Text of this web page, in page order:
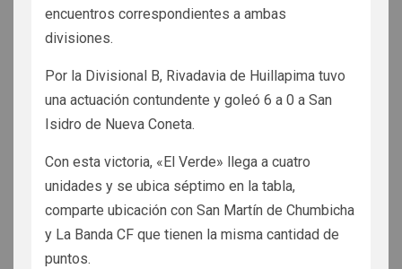
encuentros correspondientes a ambas
divisiones.
Por la Divisional B, Rivadavia de Huillapima tuvo
una actuación contundente y goleó 6 a 0 a San
Isidro de Nueva Coneta.
Con esta victoria, «El Verde» llega a cuatro
unidades y se ubica séptimo en la tabla,
comparte ubicación con San Martín de Chumbicha
y La Banda CF que tienen la misma cantidad de
puntos.